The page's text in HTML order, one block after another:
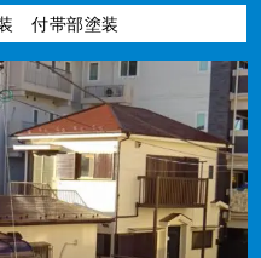
付帯部塗装